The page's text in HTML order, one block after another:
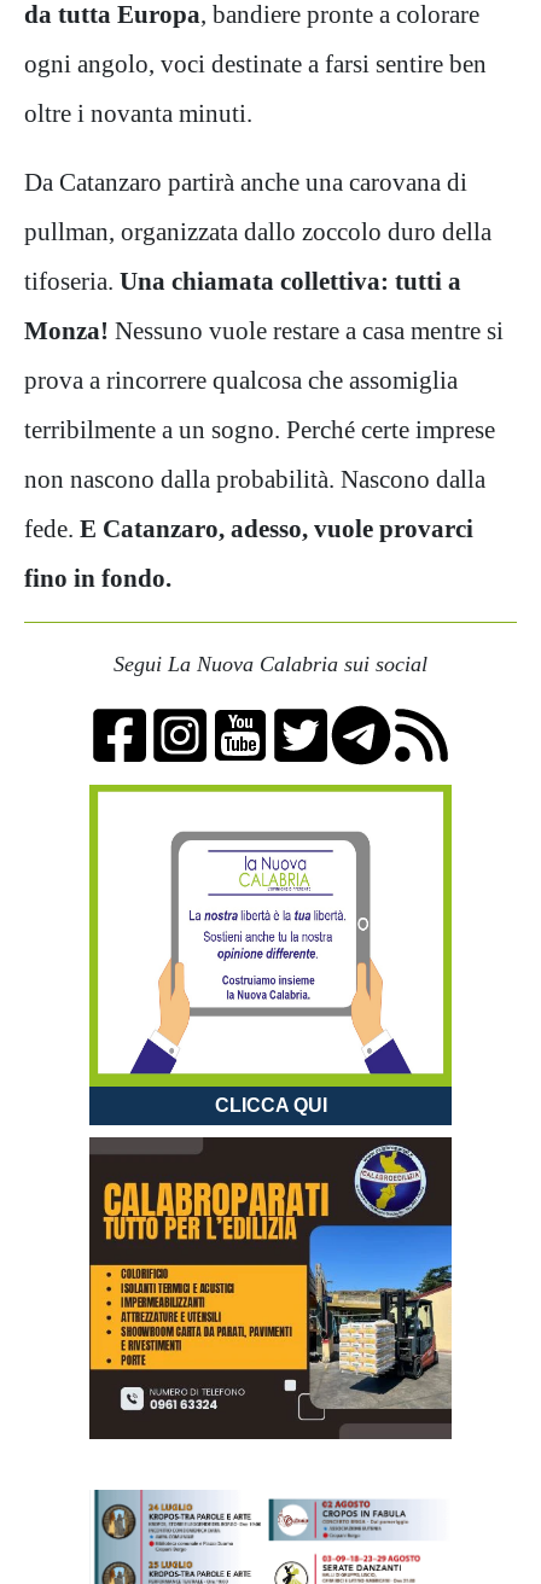
da tutta Europa, bandiere pronte a colorare
ogni angolo, voci destinate a farsi sentire ben
oltre i novanta minuti.
Da Catanzaro partirà anche una carovana di
pullman, organizzata dallo zoccolo duro della
tifoseria. Una chiamata collettiva: tutti a
Monza! Nessuno vuole restare a casa mentre si
prova a rincorrere qualcosa che assomiglia
terribilmente a un sogno. Perché certe imprese
non nascono dalla probabilità. Nascono dalla
fede. E Catanzaro, adesso, vuole provarci
fino in fondo.
Segui La Nuova Calabria sui social
CLICCA QUI